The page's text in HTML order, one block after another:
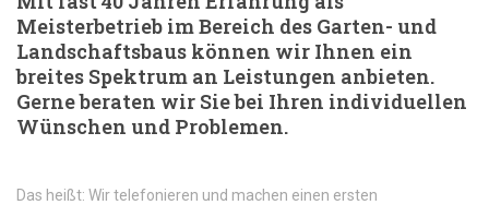
Meisterbetrieb im Bereich des Garten- und
Landschaftsbaus können wir Ihnen ein
breites Spektrum an Leistungen anbieten.
Gerne beraten wir Sie bei Ihren individuellen
Wünschen und Problemen.
Das heißt: Wir telefonieren und machen einen ersten